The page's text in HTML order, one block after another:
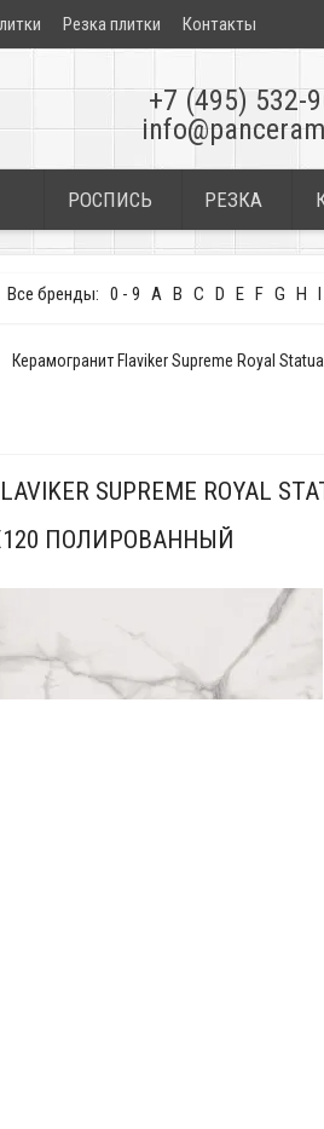
Резка плитки Контакты
+7 (495) 532-
РОСПИСЬ РЕЗКА
Все бренды: 0 - 9 A B C D E F G H I
Керамогранит Flaviker Supreme Royal
SUPREME ROYAL
ПОЛИРОВАННЫЙ